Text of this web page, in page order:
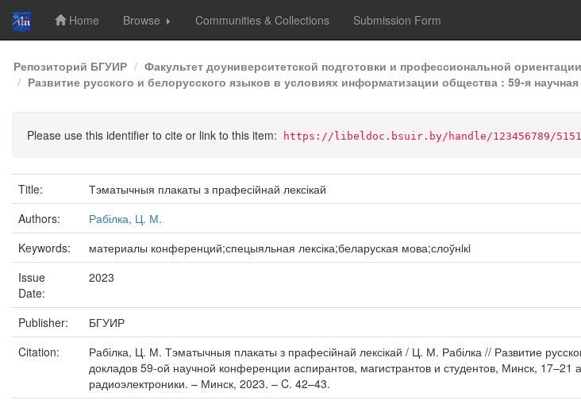
Skip
navigation
Home Browse Communities & Collections Submission Form
Репозиторий БГУИР Факультет доуниверситетской подготовки и профессиональной ориентации
Развитие русского и белорусского языков в условиях информатизации общества : 59-я
Please use this identifier to cite or link to this item: https://libeldoc.bsuir.by/handle/123456789/
Title:
Тэматычныя плакаты з прафесійнай лексікай
Authors:
Рабілка, Ц. М.
Keywords:
материалы конференций;спецыяльная лексіка;беларуская мова;слоўнiкi
Issue
Date:
2023
Publisher:
БГУИР
Citation:
Рабілка, Ц. М. Тэматычныя плакаты з прафесійнай лексікай / Ц. М. Рабілка // Развитие
докладов 59-ой научной конференции аспирантов, магистрантов и студентов, Минск,
радиоэлектроники. – Минск, 2023. – C. 42–43.